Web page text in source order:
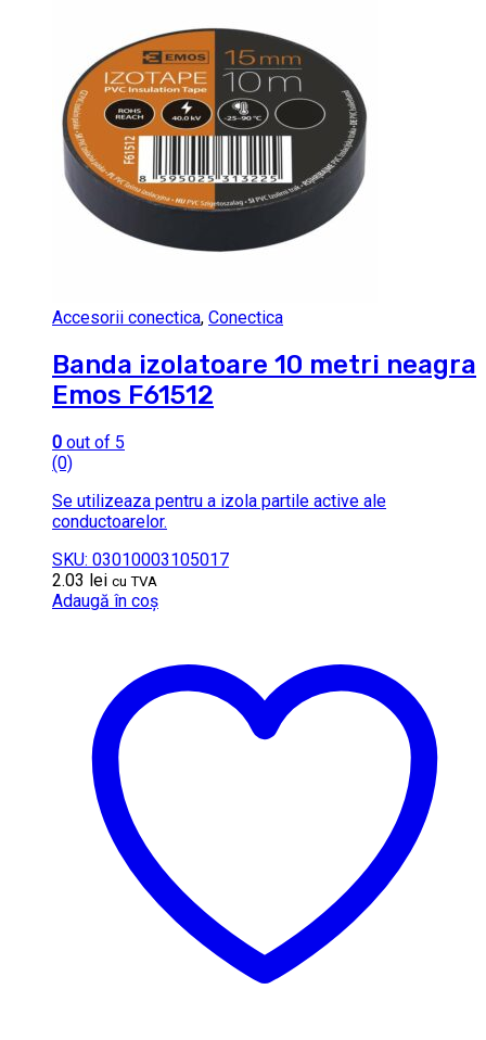
Accesorii conectica, Conectica
Banda izolatoare 10 metri neagra
Emos F61512
0 out of 5
(0)
Se utilizeaza pentru a izola partile active ale
conductoarelor.
SKU: 03010003105017
2.03 lei cu TVA
Adaugă în coș